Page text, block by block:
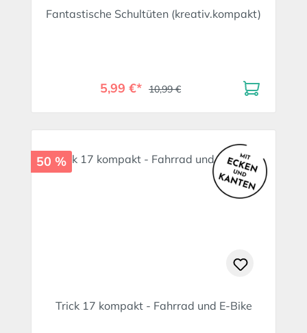
Fantastische Schultüten (kreativ.kompakt)
5,99 €* 10,99 €
50 %
Trick 17 kompakt - Fahrrad und E-Bike